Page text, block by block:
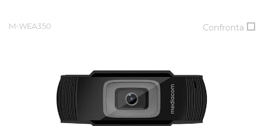
M-WEA350 Confronta